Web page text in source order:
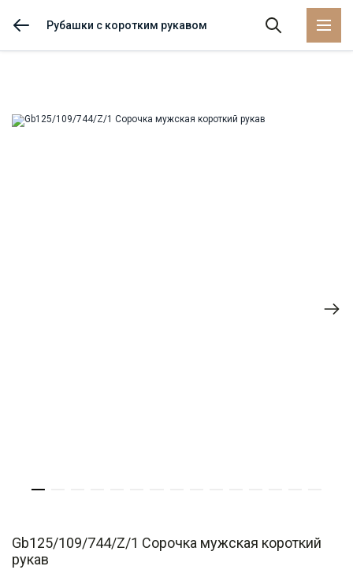
Рубашки с коротким рукавом
Gb125/109/744/Z/1 Сорочка мужская короткий
рукав